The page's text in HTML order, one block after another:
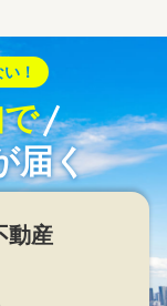
！
届く
動産